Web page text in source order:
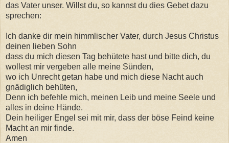
das Vater unser. Willst du, so kannst du dies Gebet dazu
sprechen:
Ich danke dir mein himmlischer Vater, durch Jesus Christus
deinen lieben Sohn
dass du mich diesen Tag behütete hast und bitte dich, du
wollest mir vergeben alle meine Sünden,
wo ich Unrecht getan habe und mich diese Nacht auch
gnädiglich behüten,
Denn ich befehle mich, meinen Leib und meine Seele und
alles in deine Hände.
Dein heiliger Engel sei mit mir, dass der böse Feind keine
Macht an mir finde.
Amen